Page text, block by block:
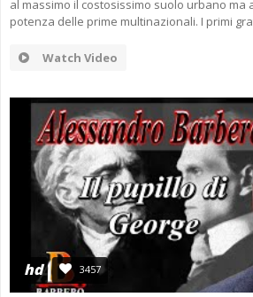
al massimo il costosissimo suolo urbano ma
potenza delle prime multinazionali. I primi
Watch Video
hd 3457